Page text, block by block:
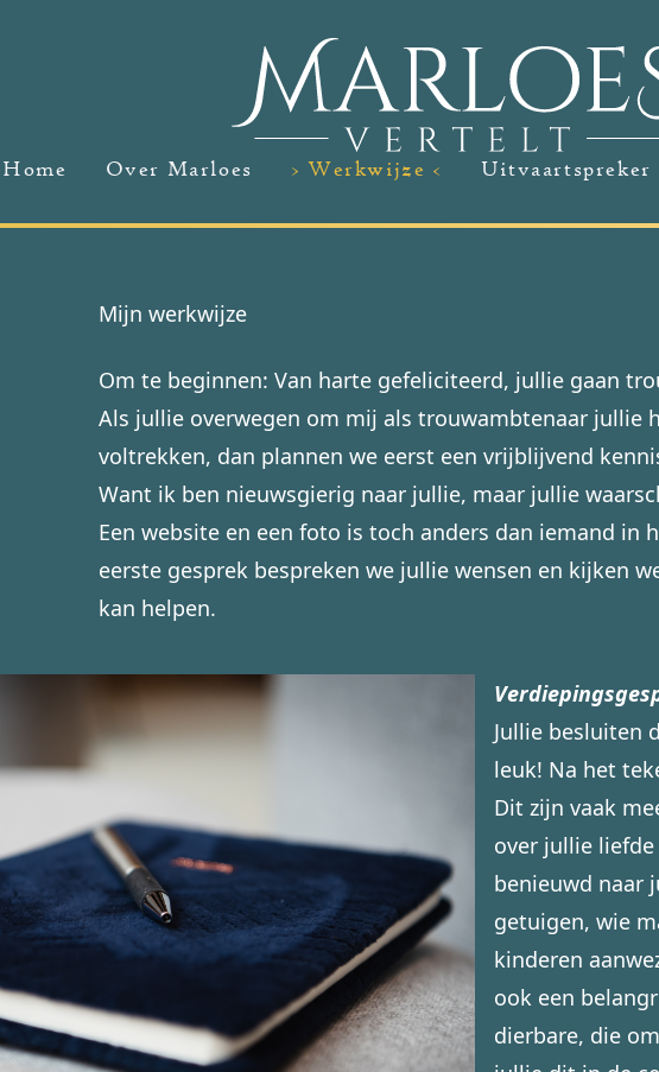
Home Over Marloes > Werkwijze < Uitvaartspreker
Mijn werkwijze
Om te beginnen: Van harte gefeliciteerd, jullie gaan
Als jullie overwegen om mij als trouwambtenaar jullie
voltrekken, dan plannen we eerst een vrijblijvend
Want ik ben nieuwsgierig naar jullie, maar jullie
Een website en een foto is toch anders dan iemand in
eerste gesprek bespreken we jullie wensen en kijken
kan helpen.
Jullie besluiten
leuk! Na het
Dit zijn vaak
over jullie
benieuwd naar
getuigen, wie
kinderen
ook een
dierbare, die